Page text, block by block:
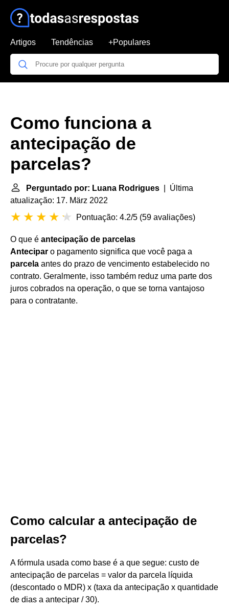
Artigos Tendências +Populares
Como funciona a
antecipação de
parcelas?
Perguntado por: Luana Rodrigues | Última
atualização: 17. März 2022
Pontuação: 4.2/5 (59 avaliações)
O que é antecipação de parcelas
Antecipar o pagamento significa que você paga a
parcela antes do prazo de vencimento estabelecido no
contrato. Geralmente, isso também reduz uma parte dos
juros cobrados na operação, o que se torna vantajoso
para o contratante.
Como calcular a antecipação de
parcelas?
A fórmula usada como base é a que segue: custo de
antecipação de parcelas = valor da parcela líquida
(descontado o MDR) x (taxa da antecipação x quantidade
de dias a antecipar / 30).